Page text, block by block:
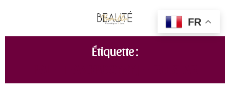
Étiquette :
FR